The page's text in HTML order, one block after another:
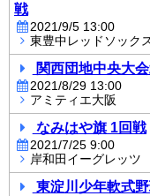
戦
2021/9/5 13:00
東豊中レッドソック
関西団地中央大
2021/8/29 13:00
アミティエ大阪
なみはや旗 1回戦
2021/7/25 9:00
岸和田イーグレッツ
東淀川少年軟式